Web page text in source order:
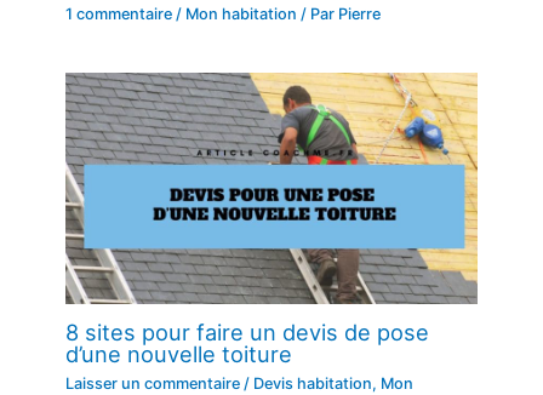
1 commentaire / Mon habitation / Par Pierre
8 sites pour faire un devis de pose
d’une nouvelle toiture
Laisser un commentaire / Devis habitation, Mon